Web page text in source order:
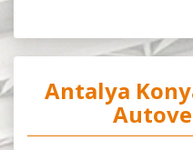
Antalya